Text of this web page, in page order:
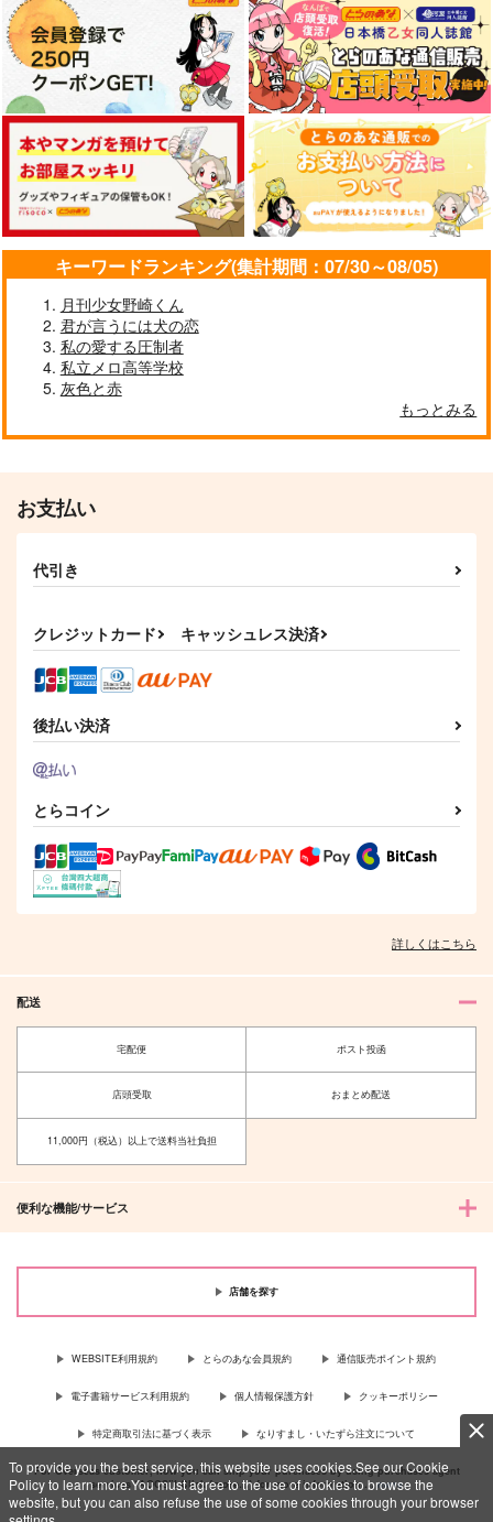
To provide you the best service, this website uses cookies.See our Cookie
Policy to learn more.You must agree to the use of cookies to browse the
website, but you can also refuse the use of some cookies through your browser
キーワードランキング(集計期間：07/30～08/05)
月刊少女野崎くん
君が言うには犬の恋
私の愛する圧制者
私立メロ高等学校
灰色と赤
もっとみる
お支払い
代引き
クレジットカード キャッシュレス決済
後払い決済
とらコイン
詳しくはこちら
配送
宅配便 ポスト投函
店頭受取 おまとめ配送
11,000円（税込）以上で送料当社負担
便利な機能/サービス
店舗を探す
WEBSITE利用規約 とらのあな会員規約 通信販売ポイント規約
電子書籍サービス利用規約 個人情報保護方針 クッキーポリシー
特定商取引法に基づく表示 なりすまし・いたずら注文について
For Overseas customer, now you can ship your purchases by using purchases agent
services “AOCS”! Click {more…} for more information …more